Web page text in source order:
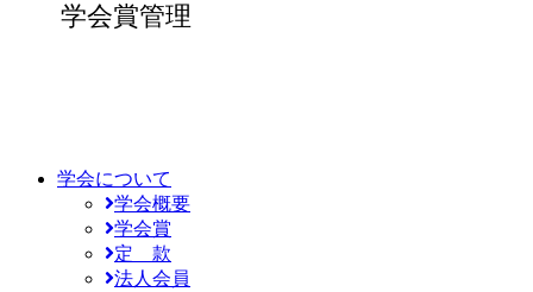
学会賞管理
学会について
学会概要
学会賞
定 款
法人会員